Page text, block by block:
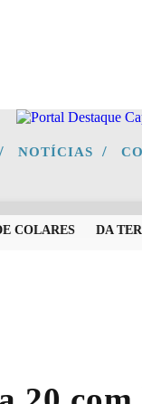
/ NOTÍCIAS /
DA